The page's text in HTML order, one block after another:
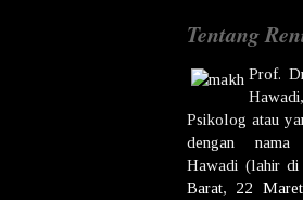
Tentang
Prof.
Hawadi,
Psikolog atau
dengan nama
Hawadi (lahir di
Barat, 22 Maret